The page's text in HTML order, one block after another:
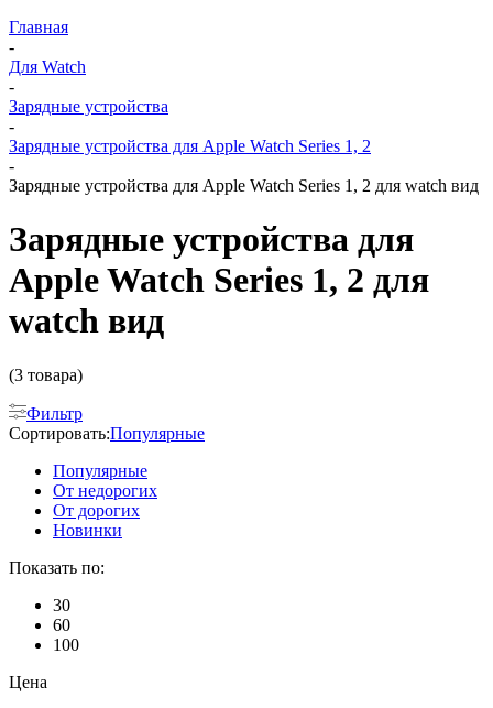
Главная
-
Для Watch
-
Зарядные устройства
-
Зарядные устройства для Apple Watch Series 1, 2
-
Зарядные устройства для Apple Watch Series 1, 2 для watch вид
Зарядные устройства для
Apple Watch Series 1, 2 для
watch вид
(3 товара)
Фильтр
Сортировать:Популярные
Популярные
От недорогих
От дорогих
Новинки
Показать по:
30
60
100
Цена